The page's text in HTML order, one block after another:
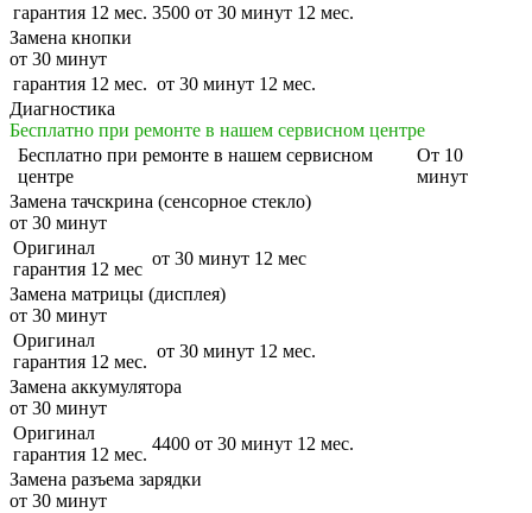
гарантия 12 мес. 3500 от 30 минут 12 мес.
Замена кнопки
от 30 минут
гарантия 12 мес. от 30 минут 12 мес.
Диагностика
Бесплатно при ремонте в нашем сервисном центре
Бесплатно при ремонте в нашем сервисном
центре
От 10
минут
Замена тачскрина (сенсорное стекло)
от 30 минут
Оригинал
гарантия 12 мес
от 30 минут 12 мес
Замена матрицы (дисплея)
от 30 минут
Оригинал
гарантия 12 мес.
от 30 минут 12 мес.
Замена аккумулятора
от 30 минут
Оригинал
гарантия 12 мес.
4400 от 30 минут 12 мес.
Замена разъема зарядки
от 30 минут